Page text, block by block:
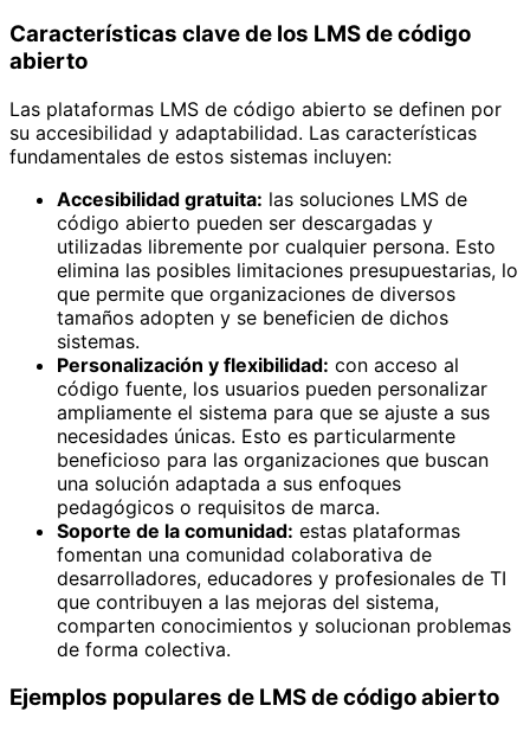
Características clave de los LMS de código
abierto
Las plataformas LMS de código abierto se definen por
su accesibilidad y adaptabilidad. Las características
fundamentales de estos sistemas incluyen:
Accesibilidad gratuita: las soluciones LMS de
código abierto pueden ser descargadas y
utilizadas libremente por cualquier persona. Esto
elimina las posibles limitaciones presupuestarias, lo
que permite que organizaciones de diversos
tamaños adopten y se beneficien de dichos
sistemas.
Personalización y flexibilidad: con acceso al
código fuente, los usuarios pueden personalizar
ampliamente el sistema para que se ajuste a sus
necesidades únicas. Esto es particularmente
beneficioso para las organizaciones que buscan
una solución adaptada a sus enfoques
pedagógicos o requisitos de marca.
Soporte de la comunidad: estas plataformas
fomentan una comunidad colaborativa de
desarrolladores, educadores y profesionales de TI
que contribuyen a las mejoras del sistema,
comparten conocimientos y solucionan problemas
de forma colectiva.
Ejemplos populares de LMS de código abierto